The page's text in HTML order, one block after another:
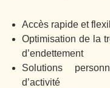
Accès rapide et
Optimisation de la
d’endettement
Solutions
d’activité